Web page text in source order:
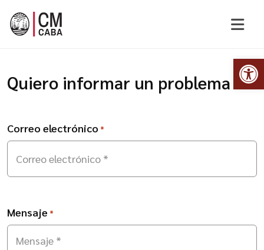
Quiero informar un problema
Correo electrónico *
Mensaje *